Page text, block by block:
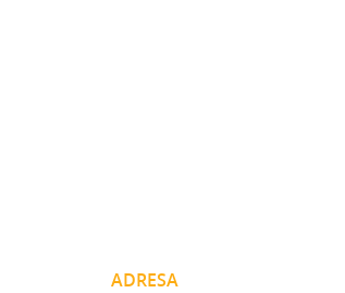
ADRESA